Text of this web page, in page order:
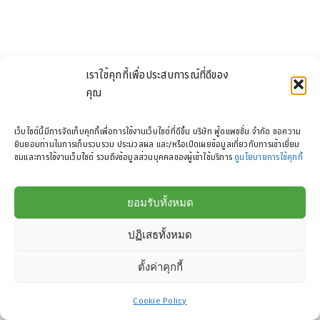
เราใช้คุกกี้เพื่อประสบการณ์ที่ดีของ
คุณ
เว็บไซต์นี้มีการจัดเก็บคุกกี้เพื่อการใช้งานเว็บไซต์ที่ดีขึ้น บริษัท ฟู้ดแพชชั่น จำกัด ขอความ
ยินยอมท่านในการเก็บรวบรวม ประมวลผล และ/หรือเปิดเผยข้อมูลเกี่ยวกับการเข้าเยี่ยม
ชมและการใช้งานเว็บไซต์ รวมถึงข้อมูลส่วนบุคคลของผู้เข้าใช้บริการดูนโยบายการใช้คุกกี้
ยอมรับทั้งหมด
ปฏิเสธทั้งหมด
ตั้งค่าคุกกี้
Cookie Policy
Copyright 2025 |Food Passion Co., Ltd| All Rights Reserved